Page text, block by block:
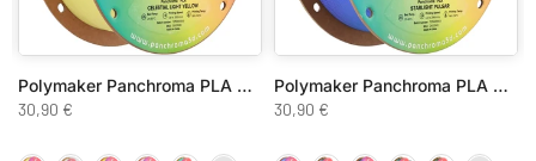
Polymaker Panchroma PLA Celestial
30,90 €
Polymaker Panchroma PLA Starlight
30,90 €